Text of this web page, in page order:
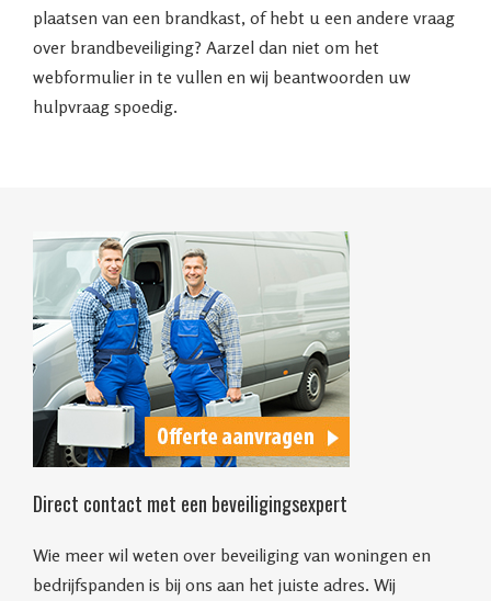
plaatsen van een brandkast, of hebt u een andere vraag
over brandbeveiliging? Aarzel dan niet om het
webformulier in te vullen en wij beantwoorden uw
hulpvraag spoedig.
Direct contact met een beveiligingsexpert
Wie meer wil weten over beveiliging van woningen en
bedrijfspanden is bij ons aan het juiste adres. Wij